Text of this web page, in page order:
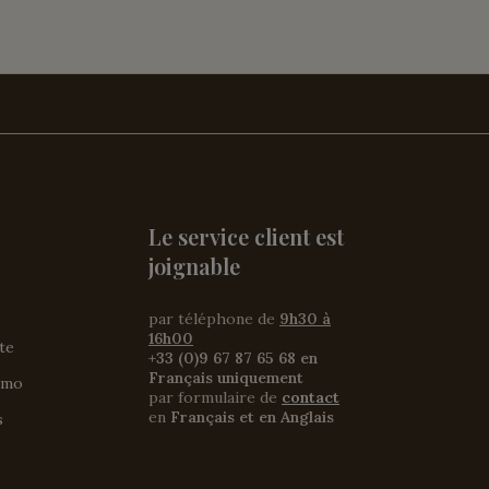
Le service client est
joignable
par téléphone de 9h30 à
16h00
+33 (0)9 67 87 65 68 en
Français uniquement
par formulaire de contact
en Français et en Anglais